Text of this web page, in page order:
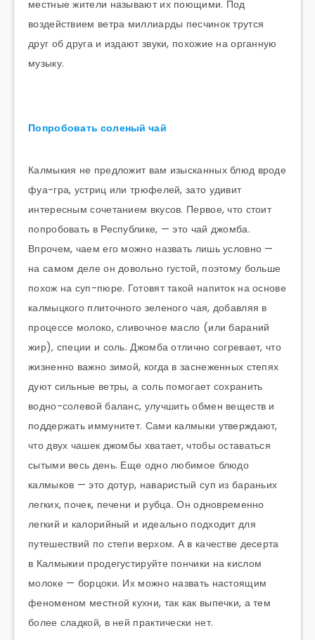
местные жители называют их поющими. Под
воздействием ветра миллиарды песчинок трутся
друг об друга и издают звуки, похожие на органную
музыку.
Попробовать соленый чай
Калмыкия не предложит вам изысканных блюд вроде
фуа-гра, устриц или трюфелей, зато удивит
интересным сочетанием вкусов. Первое, что стоит
попробовать в Республике, — это чай джомба.
Впрочем, чаем его можно назвать лишь условно —
на самом деле он довольно густой, поэтому больше
похож на суп-пюре. Готовят такой напиток на основе
калмыцкого плиточного зеленого чая, добавляя в
процессе молоко, сливочное масло (или бараний
жир), специи и соль. Джомба отлично согревает, что
жизненно важно зимой, когда в заснеженных степях
дуют сильные ветры, а соль помогает сохранить
водно-солевой баланс, улучшить обмен веществ и
поддержать иммунитет. Сами калмыки утверждают,
что двух чашек джомбы хватает, чтобы оставаться
сытыми весь день. Еще одно любимое блюдо
калмыков — это дотур, наваристый суп из бараньих
легких, почек, печени и рубца. Он одновременно
легкий и калорийный и идеально подходит для
путешествий по степи верхом. А в качестве десерта
в Калмыкии продегустируйте пончики на кислом
молоке — борцоки. Их можно назвать настоящим
феноменом местной кухни, так как выпечки, а тем
более сладкой, в ней практически нет.